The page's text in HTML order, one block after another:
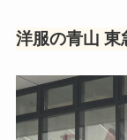
洋服の青山 東